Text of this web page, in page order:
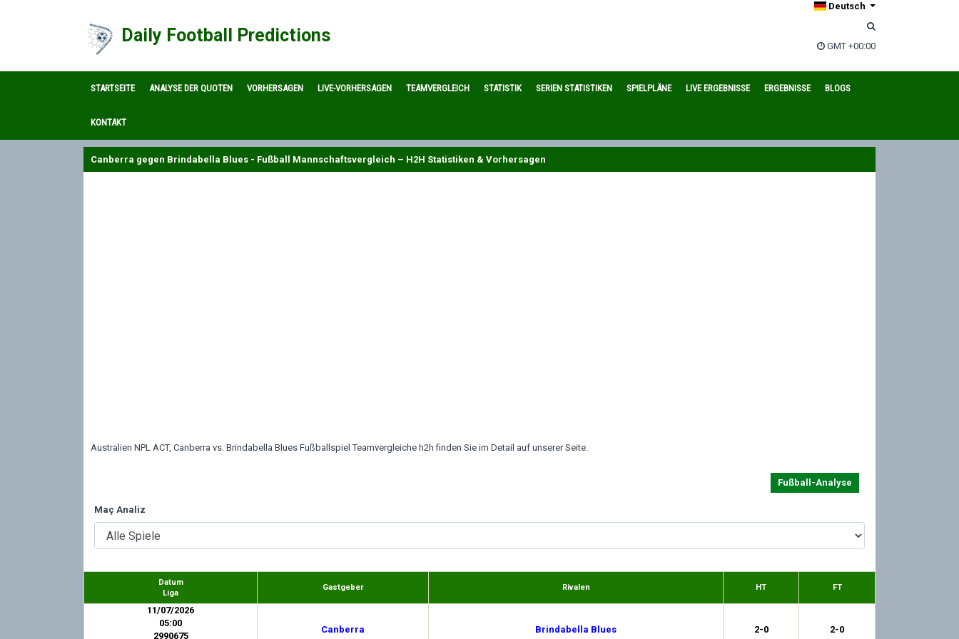
Daily Football Predictions
Deutsch
GMT +00:00
STARTSEITE ANALYSE DER QUOTEN VORHERSAGEN LIVE-VORHERSAGEN TEAMVERGLEICH STATISTIK SERIEN STATISTIKEN SPIELPLÄNE LIVE ERGEBNISSE ERGEBNISSE BLOGS
KONTAKT
Canberra gegen Brindabella Blues - Fußball Mannschaftsvergleich – H2H Statistiken & Vorhersagen
Australien NPL ACT, Canberra vs. Brindabella Blues Fußballspiel Teamvergleiche h2h finden Sie im Detail auf unserer Seite.
Fußball-Analyse
Maç Analiz
Datum
Liga
Gastgeber Rivalen HT FT
11/07/2026
05:00
2990675
Canberra Brindabella Blues 2-0 2-0